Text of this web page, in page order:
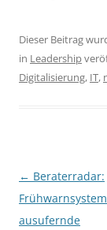
Dieser Beitrag
in Leadership
Digitalisierung, IT,
← Beraterradar:
ausufernde